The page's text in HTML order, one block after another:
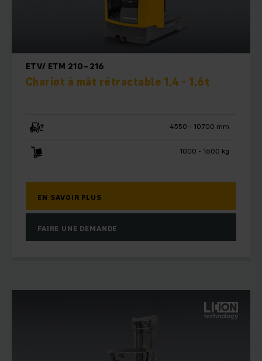
ETV/ ETM 210–216
Chariot à mât rétractable 1,4 - 1,6t
4550 - 10700 mm
1000 - 1600 kg
EN SAVOIR PLUS
FAIRE UNE DEMANDE